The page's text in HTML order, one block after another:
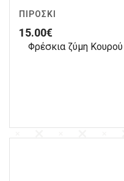
ΠΙΡΟΣΚΊ
15.00€
Φρέσκια ζύμη